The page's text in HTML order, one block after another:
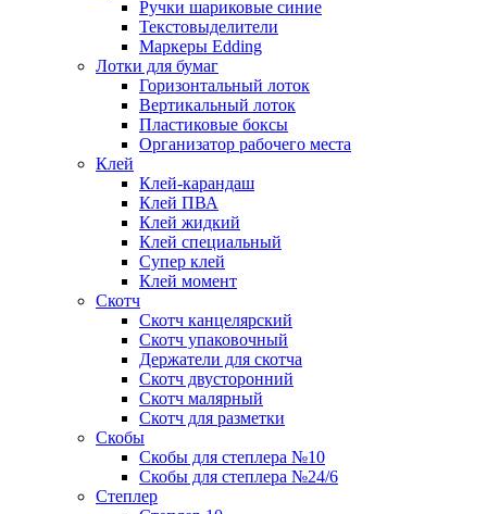
Ручки шариковые синие
Текстовыделители
Маркеры Edding
Лотки для бумаг
Горизонтальный лоток
Вертикальный лоток
Пластиковые боксы
Организатор рабочего места
Клей
Клей-карандаш
Клей ПВА
Клей жидкий
Клей специальный
Супер клей
Клей момент
Скотч
Скотч канцелярский
Скотч упаковочный
Держатели для скотча
Скотч двусторонний
Скотч малярный
Скотч для разметки
Скобы
Скобы для степлера №10
Скобы для степлера №24/6
Степлер